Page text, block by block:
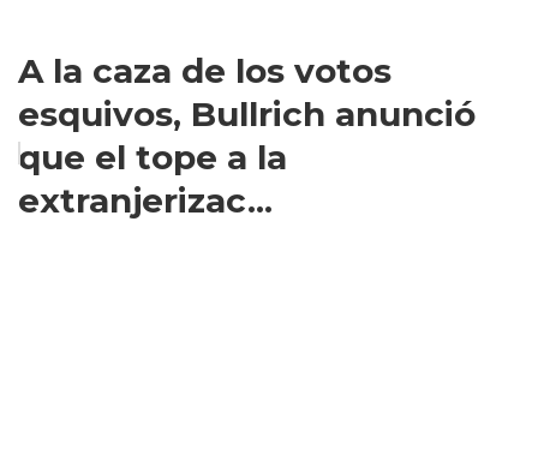
A la caza de los votos
esquivos, Bullrich anunció
que el tope a la
extranjerizac...